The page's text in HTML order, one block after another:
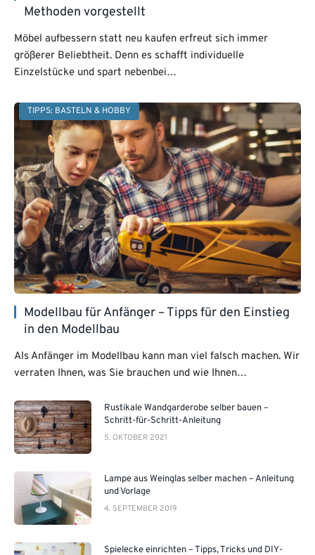
Methoden vorgestellt
Möbel aufbessern statt neu kaufen erfreut sich immer
größerer Beliebtheit. Denn es schafft individuelle
Einzelstücke und spart nebenbei…
TIPPS: BASTELN & HOBBY
Modellbau für Anfänger – Tipps für den Einstieg
in den Modellbau
Als Anfänger im Modellbau kann man viel falsch machen. Wir
verraten Ihnen, was Sie brauchen und wie Ihnen…
Rustikale Wandgarderobe selber bauen –
Schritt-für-Schritt-Anleitung
5. OKTOBER 2021
Lampe aus Weinglas selber machen – Anleitung
und Vorlage
4. SEPTEMBER 2019
Spielecke einrichten – Tipps, Tricks und DIY-